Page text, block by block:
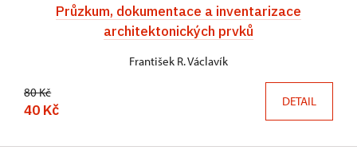
Průzkum, dokumentace a inventarizace
architektonických prvků
František R. Václavík
80 Kč
40 Kč DETAIL